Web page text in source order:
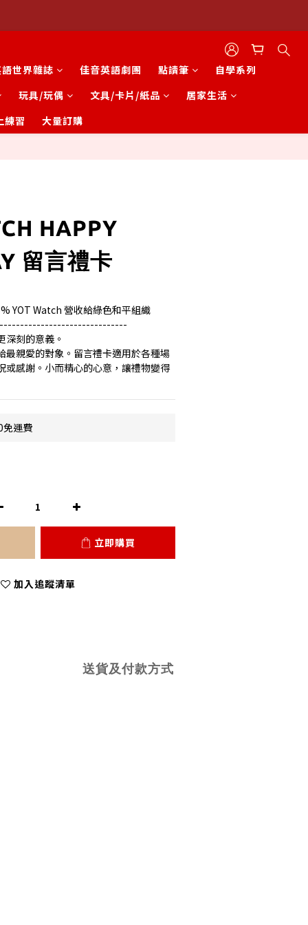
世界雜誌 佳音英語劇團 點讀筆
自學系列
玩具/玩偶
文具/卡片/紙品
居家生活
練習
大量訂購
HAPPY
留言禮卡
YOT Watch 營收給綠色和平組織
深刻的意義。
最親愛的對象。留言禮卡適用於各種場
或感謝。小而精心的心意，讓禮物變得
免運費
立即購買
加入追蹤清單
送貨及付款方式